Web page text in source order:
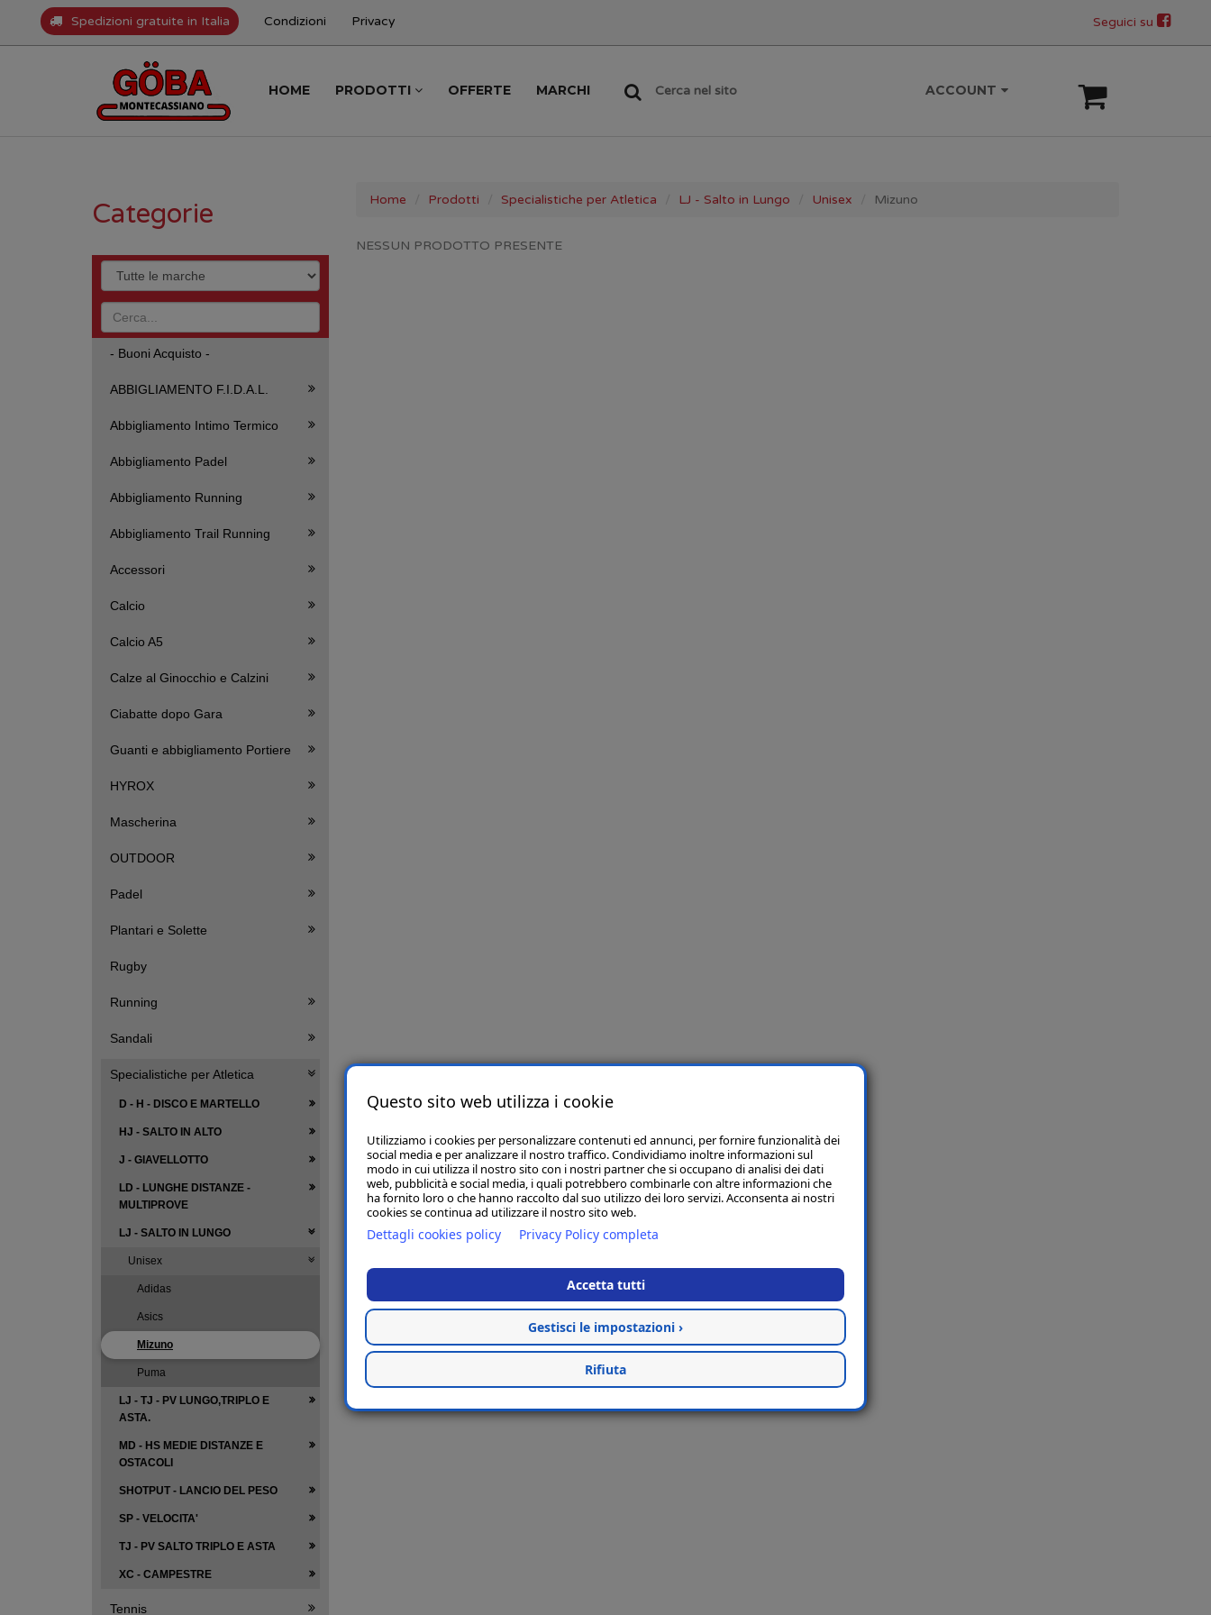
Spedizioni gratuite in Italia Condizioni Privacy Seguici su
HOME PRODOTTI OFFERTE MARCHI Cerca nel sito ACCOUNT
Home Prodotti Specialistiche per Atletica LJ - Salto in Lungo Unisex Mizuno
NESSUN PRODOTTO PRESENTE
Categorie
- Buoni Acquisto -
ABBIGLIAMENTO F.I.D.A.L.
Abbigliamento Intimo Termico
Abbigliamento Padel
Abbigliamento Running
Abbigliamento Trail Running
Accessori
Calcio
Calcio A5
Calze al Ginocchio e Calzini
Ciabatte dopo Gara
Guanti e abbigliamento Portiere
HYROX
Mascherina
OUTDOOR
Padel
Plantari e Solette
Rugby
Running
Sandali
Specialistiche per Atletica
D - H - DISCO E MARTELLO
HJ - SALTO IN ALTO
J - GIAVELLOTTO
LD - LUNGHE DISTANZE -
MULTIPROVE
LJ - SALTO IN LUNGO
Unisex
Adidas
Asics
Mizuno
Puma
LJ - TJ - PV LUNGO,TRIPLO E
ASTA.
MD - HS MEDIE DISTANZE E
OSTACOLI
SHOTPUT - LANCIO DEL PESO
SP - VELOCITA'
TJ - PV SALTO TRIPLO E ASTA
XC - CAMPESTRE
Tennis
Questo sito web utilizza i cookie
Utilizziamo i cookies per personalizzare contenuti ed annunci, per fornire funzionalità dei
social media e per analizzare il nostro traffico. Condividiamo inoltre informazioni sul
modo in cui utilizza il nostro sito con i nostri partner che si occupano di analisi dei dati
web, pubblicità e social media, i quali potrebbero combinarle con altre informazioni che
ha fornito loro o che hanno raccolto dal suo utilizzo dei loro servizi. Acconsenta ai nostri
cookies se continua ad utilizzare il nostro sito web.
Dettagli cookies policy Privacy Policy completa
Accetta tutti
Gestisci le impostazioni ›
Rifiuta